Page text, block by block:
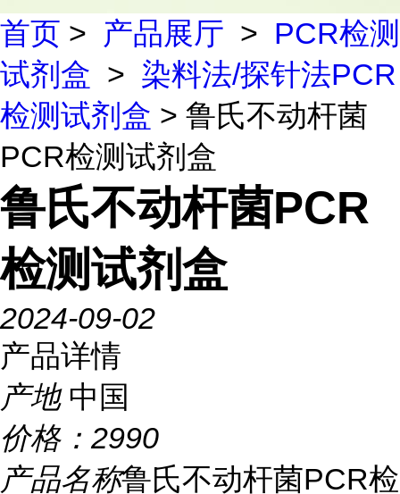
首页 > 产品展厅 > PCR检测
试剂盒 > 染料法/探针法PCR
检测试剂盒 > 鲁氏不动杆菌
PCR检测试剂盒
鲁氏不动杆菌PCR
检测试剂盒
2024-09-02
产品详情
产地 中国
价格： 2990
产品名称鲁氏不动杆菌PCR检